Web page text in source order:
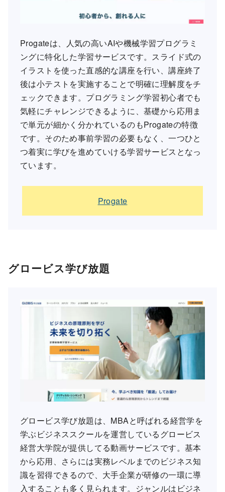
Progateは、人気の高いAIや機械学習プログラミ
ングに特化した学習サービスです。スライド式の
イラストを使った直感的な講座を行い、講座終了
後は小テストを実施することで明確に理解度をチ
ェックできます。プログラミング学習初心者でも
気軽にチャレンジできるように、基礎から応用ま
で単元が細かく分かれているのもProgateの特徴
です。そのため事前学習の必要もなく、一つひと
つ着実に学びを進めていける学習サービスとなっ
ています。
Progate
グロービス学び放題
グロービス学び放題は、MBAと呼ばれる経営学を
学ぶビジネススクールを運営しているグロービス
経営大学院が提供してる動画サービスです。基本
から応用、さらには実務レベルまでのビジネス知
識を習得できるので、大手企業が研修の一環に導
入することも多く見られます。ジャンルはビジネ